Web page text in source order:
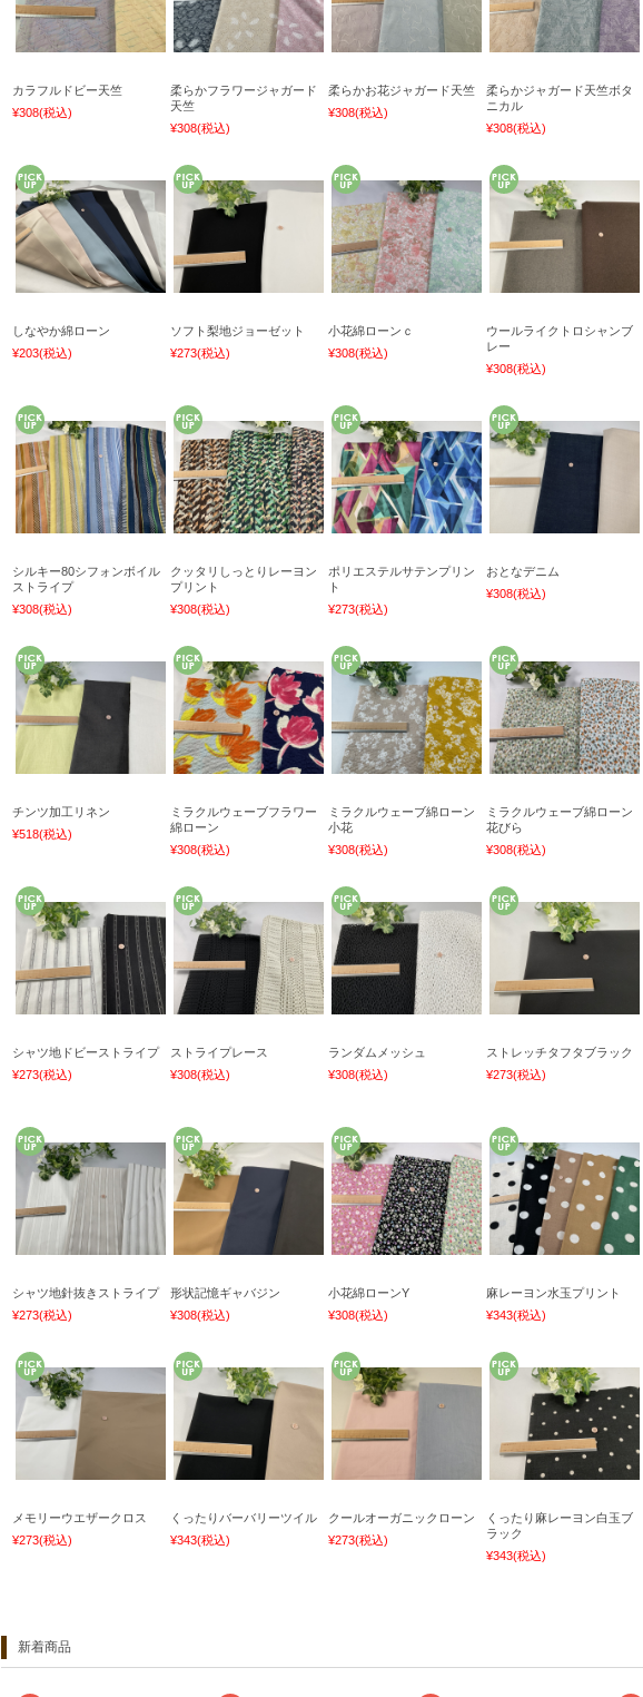
カラフルドビー天竺
¥308(税込)
柔らかフラワージャガード
天竺
¥308(税込)
柔らかお花ジャガード天竺
¥308(税込)
柔らかジャガード天竺ボタ
ニカル
¥308(税込)
しなやか綿ローン
¥203(税込)
ソフト梨地ジョーゼット
¥273(税込)
小花綿ローンｃ
¥308(税込)
ウールライクトロシャンブ
レー
¥308(税込)
シルキー80シフォンボイル
ストライプ
¥308(税込)
クッタリしっとりレーヨン
プリント
¥308(税込)
ポリエステルサテンプリン
ト
¥273(税込)
おとなデニム
¥308(税込)
チンツ加工リネン
¥518(税込)
ミラクルウェーブフラワー
綿ローン
¥308(税込)
ミラクルウェーブ綿ローン
小花
¥308(税込)
ミラクルウェーブ綿ローン
花びら
¥308(税込)
シャツ地ドビーストライプ
¥273(税込)
ストライプレース
¥308(税込)
ランダムメッシュ
¥308(税込)
ストレッチタフタブラック
¥273(税込)
シャツ地針抜きストライプ
¥273(税込)
形状記憶ギャバジン
¥308(税込)
小花綿ローンY
¥308(税込)
麻レーヨン水玉プリント
¥343(税込)
メモリーウエザークロス
¥273(税込)
くったりバーバリーツイル
¥343(税込)
クールオーガニックローン
¥273(税込)
くったり麻レーヨン白玉ブ
ラック
¥343(税込)
新着商品